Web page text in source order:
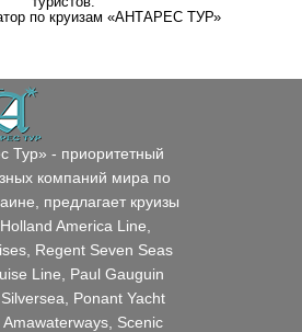
по круизам «АНТАРЕС ТУР»
Тур» - приоритетный
компаний мира по
предлагает круизы
America Line,
Regent Seven Seas
Line, Paul Gauguin
Ponant Yacht
Scenic